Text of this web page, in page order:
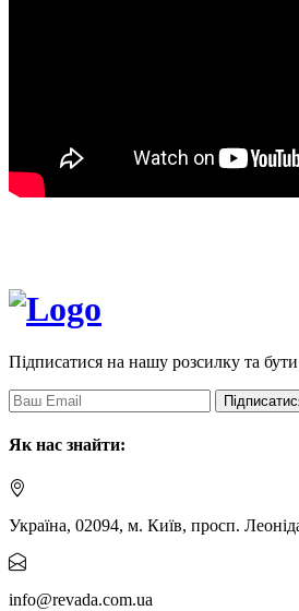
Підписатися на нашу розсилку та
Як нас знайти:
Україна, 02094, м. Київ, просп.
info@revada.com.ua